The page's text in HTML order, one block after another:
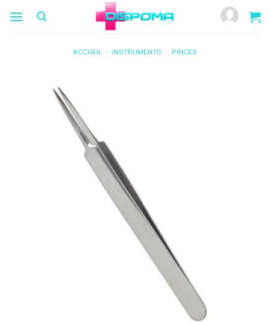
ACCUEIL / INSTRUMENTS / PINCES